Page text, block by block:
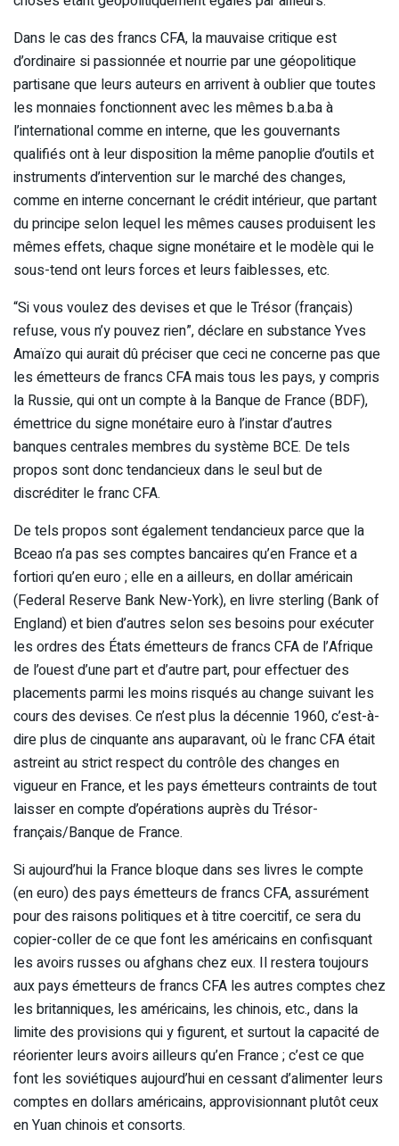
Dans le cas des francs CFA, la mauvaise critique est
d’ordinaire si passionnée et nourrie par une géopolitique
partisane que leurs auteurs en arrivent à oublier que toutes
les monnaies fonctionnent avec les mêmes b.a.ba à
l’international comme en interne, que les gouvernants
qualifiés ont à leur disposition la même panoplie d’outils et
instruments d’intervention sur le marché des changes,
comme en interne concernant le crédit intérieur, que partant
du principe selon lequel les mêmes causes produisent les
mêmes effets, chaque signe monétaire et le modèle qui le
sous-tend ont leurs forces et leurs faiblesses, etc.
“Si vous voulez des devises et que le Trésor (français)
refuse, vous n’y pouvez rien”, déclare en substance Yves
Amaïzo qui aurait dû préciser que ceci ne concerne pas que
les émetteurs de francs CFA mais tous les pays, y compris
la Russie, qui ont un compte à la Banque de France (BDF),
émettrice du signe monétaire euro à l’instar d’autres
banques centrales membres du système BCE. De tels
propos sont donc tendancieux dans le seul but de
discréditer le franc CFA.
De tels propos sont également tendancieux parce que la
Bceao n’a pas ses comptes bancaires qu’en France et a
fortiori qu’en euro ; elle en a ailleurs, en dollar américain
(Federal Reserve Bank New-York), en livre sterling (Bank of
England) et bien d’autres selon ses besoins pour exécuter
les ordres des États émetteurs de francs CFA de l’Afrique
de l’ouest d’une part et d’autre part, pour effectuer des
placements parmi les moins risqués au change suivant les
cours des devises. Ce n’est plus la décennie 1960, c’est-à-
dire plus de cinquante ans auparavant, où le franc CFA était
astreint au strict respect du contrôle des changes en
vigueur en France, et les pays émetteurs contraints de tout
laisser en compte d’opérations auprès du Trésor-
français/Banque de France.
Si aujourd’hui la France bloque dans ses livres le compte
(en euro) des pays émetteurs de francs CFA, assurément
pour des raisons politiques et à titre coercitif, ce sera du
copier-coller de ce que font les américains en confisquant
les avoirs russes ou afghans chez eux. Il restera toujours
aux pays émetteurs de francs CFA les autres comptes chez
les britanniques, les américains, les chinois, etc., dans la
limite des provisions qui y figurent, et surtout la capacité de
réorienter leurs avoirs ailleurs qu’en France ; c’est ce que
font les soviétiques aujourd’hui en cessant d’alimenter leurs
comptes en dollars américains, approvisionnant plutôt ceux
en Yuan chinois et consorts.